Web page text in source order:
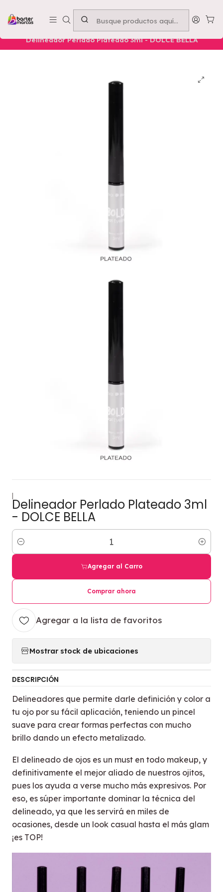
Emprende con nosotros -Compra mínima $50.000
Nuestros Productos Belleza Ojos
Delineador Perlado Plateado 3ml - DOLCE BELLA
|
Delineador Perlado Plateado 3ml
- DOLCE BELLA
Cantidad
Agregar al Carro
Comprar ahora
Agregar a la lista de favoritos
Mostrar stock de ubicaciones
DESCRIPCIÓN
Delineadores que permite darle definición y color a
tu ojo por su fácil aplicación, teniendo un pincel
suave para crear formas perfectas con mucho
brillo dando un efecto metalizado.
El delineado de ojos es un must en todo makeup, y
definitivamente el mejor aliado de nuestros ojitos,
pues los ayuda a verse mucho más expresivos. Por
eso, es súper importante dominar la técnica del
delineado, ya que les servirá en miles de
ocasiones, desde un look casual hasta el más glam
¡es TOP!